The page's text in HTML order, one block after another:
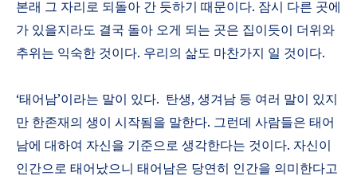
본래 그 자리로 되돌아 간 듯하기 때문이다. 잠시 다른 곳에
가 있을지라도 결국 돌아 오게 되는 곳은 집이듯이 더위와
추위는 익숙한 것이다. 우리의 삶도 마찬가지 일 것이다.
‘태어남’이라는 말이 있다. 탄생, 생겨남 등 여러 말이 있지
만 한존재의 생이 시작됨을 말한다. 그런데 사람들은 태어
남에 대하여 자신을 기준으로 생각한다는 것이다. 자신이
인간으로 태어났으니 태어남은 당연히 인간을 의미한다고